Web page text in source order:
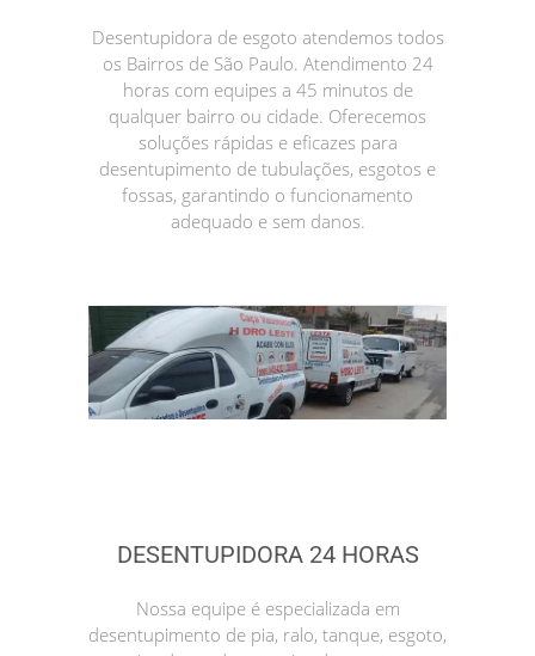
Desentupidora de esgoto atendemos todos
os Bairros de São Paulo. Atendimento 24
horas com equipes a 45 minutos de
qualquer bairro ou cidade. Oferecemos
soluções rápidas e eficazes para
desentupimento de tubulações, esgotos e
fossas, garantindo o funcionamento
adequado e sem danos.
DESENTUPIDORA 24 HORAS
Nossa equipe é especializada em
desentupimento de pia, ralo, tanque, esgoto,